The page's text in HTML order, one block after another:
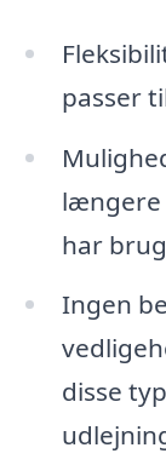
passer
længere
har
Ingen
disse